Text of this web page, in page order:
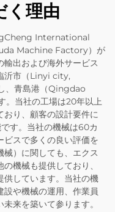
く理由
International
Machine Factory）が
出および海外サービス
沂市（Linyi city,
、青島港（Qingdao
。当社の工場は20年以上
おり、顧客の設計要件に
す。当社の機械は60カ
ビスで多くの良い評価を
）に関しても、エクス
機械も提供しており、
供しています。当社の機
や機械の運用、作業員
来を築いて参ります。